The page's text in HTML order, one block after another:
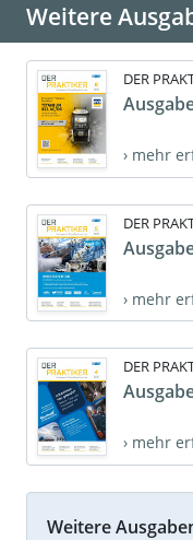
Weitere
DER
› mehr
DER
› mehr
DER
› mehr
Weitere